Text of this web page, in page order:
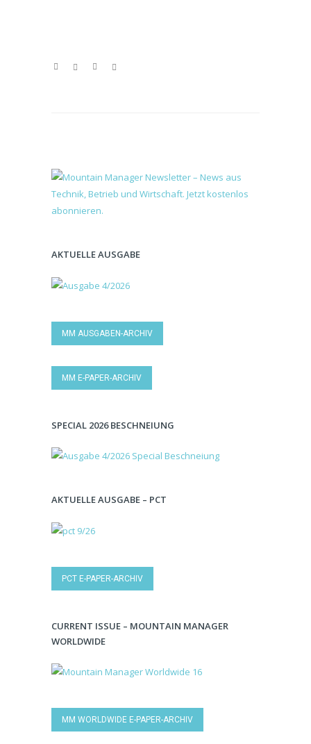
AKTUELLE AUSGABE
MM AUSGABEN-ARCHIV
MM E-PAPER-ARCHIV
SPECIAL 2026 BESCHNEIUNG
AKTUELLE AUSGABE – PCT
PCT E-PAPER-ARCHIV
CURRENT ISSUE – MOUNTAIN MANAGER
WORLDWIDE
MM WORLDWIDE E-PAPER-ARCHIV